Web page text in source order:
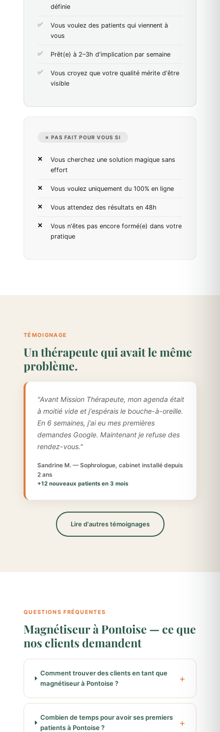
définie
Vous voulez des patients qui viennent à
vous
Prêt(e) à 2–3h d'implication par semaine
Vous croyez que votre qualité mérite d'être
visible
✗ PAS FAIT POUR VOUS SI
Vous cherchez une solution magique sans
effort
Vous voulez uniquement du 100% en ligne
Vous attendez des résultats en 48h
Vous n'êtes pas encore formé(e) dans votre
pratique
TÉMOIGNAGE
Un thérapeute qui avait le même
problème.
"Avant Mission Thérapeute, mon agenda était
à moitié vide et j'espérais le bouche-à-oreille.
En 6 semaines, j'ai eu mes premières
demandes Google. Maintenant je refuse des
rendez-vous."
Sandrine M. — Sophrologue, cabinet installé depuis
2 ans
+12 nouveaux patients en 3 mois
Lire d'autres témoignages
QUESTIONS FRÉQUENTES
Magnétiseur à Pontoise — ce que
nos clients demandent
Comment trouver des clients en tant que
magnétiseur à Pontoise ?
Combien de temps pour avoir ses premiers
patients à Pontoise ?